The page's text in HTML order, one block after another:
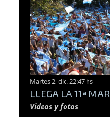
Martes 2, dic. 22:47 hs
LLEGA LA 11ª
Videos y fotos